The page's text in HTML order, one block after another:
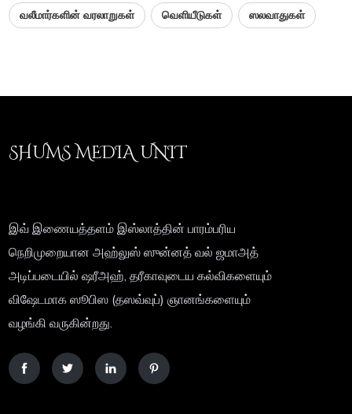
வலீமார்களின் வரலாறுகள் வெளியீடுகள் ஸலவாதுகள்
SHUMS MEDIA UNIT
இவ் இணையத்தளம் இஸ்லாத்தின் பாரம்பரிய
நெறிமுறையான அஹ்லுஸ் ஸுன்னத் வல் ஜமாஅத்
அடிப்படையில் ஷரீஅஹ், தரீகாவுடைய கல்விகளையும்
விஷேடமாக ஸூபிஸ (தஸவ்வுப்) ஞானங்களையும்
வழங்கி வருகின்றது.